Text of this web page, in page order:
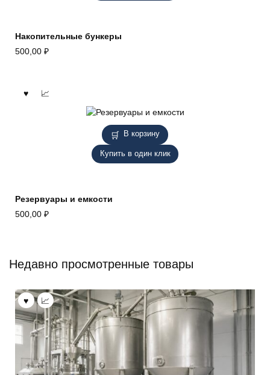
Накопительные бункеры
500,00 ₽
В корзину
Купить в один клик
Резервуары и емкости
500,00 ₽
Недавно просмотренные товары